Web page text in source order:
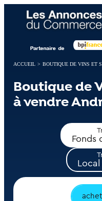
ACCUEIL > BOUTIQUE DE VINS ET
Boutique de
à vendre
Fonds
Local
Panneau de gestion des